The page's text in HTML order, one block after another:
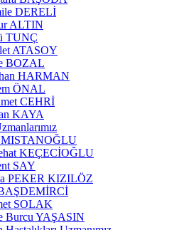
DERELİ
ALTIN
TUNÇ
ATASOY
BOZAL
HARMAN
ÖNAL
CEHRİ
KAYA
KEÇECİOĞLU
SAY
PEKER KIZILÖZ
SOLAK
Burcu YAŞASIN